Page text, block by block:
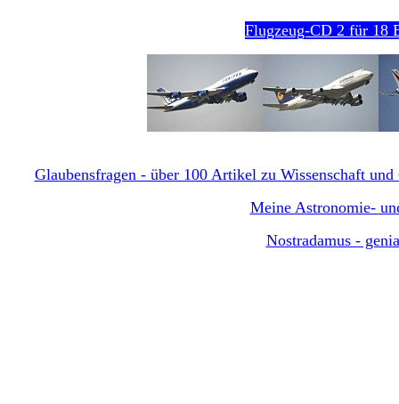
Flugzeug-CD 2 für 18
Glaubensfragen - über 100 Artikel zu Wissenschaft
Meine Astronomie-
Nostradamus -